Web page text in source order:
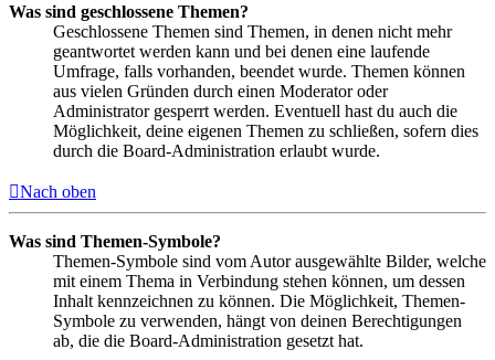
Was sind geschlossene Themen?
Geschlossene Themen sind Themen, in denen nicht mehr
geantwortet werden kann und bei denen eine laufende
Umfrage, falls vorhanden, beendet wurde. Themen können
aus vielen Gründen durch einen Moderator oder
Administrator gesperrt werden. Eventuell hast du auch die
Möglichkeit, deine eigenen Themen zu schließen, sofern dies
durch die Board-Administration erlaubt wurde.
Nach oben
Was sind Themen-Symbole?
Themen-Symbole sind vom Autor ausgewählte Bilder, welche
mit einem Thema in Verbindung stehen können, um dessen
Inhalt kennzeichnen zu können. Die Möglichkeit, Themen-
Symbole zu verwenden, hängt von deinen Berechtigungen
ab, die die Board-Administration gesetzt hat.